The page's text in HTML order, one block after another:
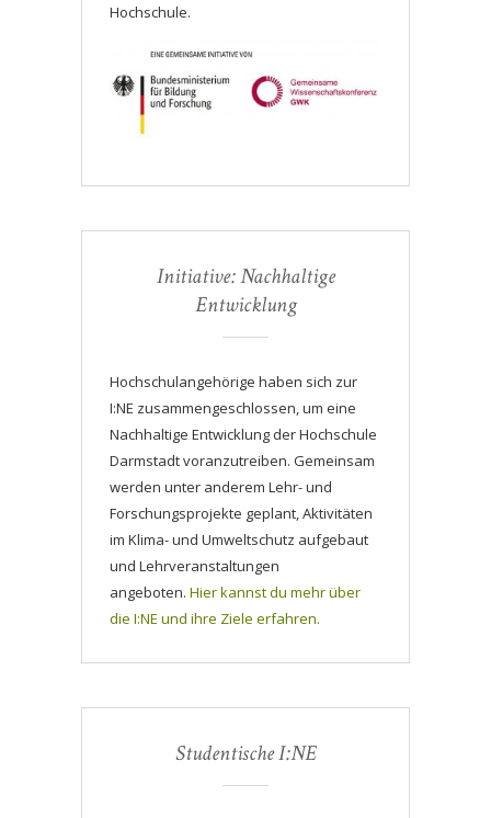
Hochschule.
Initiative: Nachhaltige
Entwicklung
Hochschulangehörige haben sich zur
I:NE zusammengeschlossen, um eine
Nachhaltige Entwicklung der Hochschule
Darmstadt voranzutreiben. Gemeinsam
werden unter anderem Lehr- und
Forschungsprojekte geplant, Aktivitäten
im Klima- und Umweltschutz aufgebaut
und Lehrveranstaltungen
angeboten. Hier kannst du mehr über
die I:NE und ihre Ziele erfahren.
Studentische I:NE